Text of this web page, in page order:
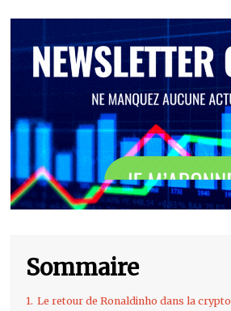
Sommaire
1. Le retour de Ronaldinho dans la crypto